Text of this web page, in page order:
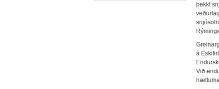
þekkt
á
Við